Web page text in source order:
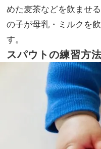
めた麦茶などを飲ませ
の子が母乳・ミルクを
す。
スパウトの練習方